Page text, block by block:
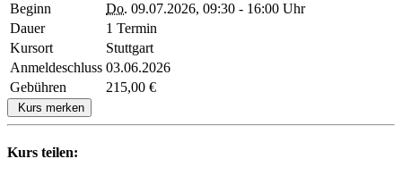
Beginn
Do. 09.07.2026, 09:30 - 16:00 Uhr
Dauer
1 Termin
Kursort
Stuttgart
Anmeldeschluss 03.06.2026
Gebühren
215,00 €
Kurs merken
Kurs teilen: